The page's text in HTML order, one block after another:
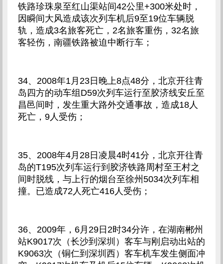
铁路珍珠泉至红山渠站间42公里+300米处时，
因瞬间大风造成该次列车机后9至19位车辆脱
轨，造成3名旅客死亡，2名旅客重伤，32名旅
客轻伤，南疆铁路被迫中断行车；
34、2008年1月23日晚上8点48分，北京开往青
岛四方的动车组D59次列车运行至胶济线安丘至
昌邑间时，发生重大路外交通事故，造成18人
死亡，9人受伤；
35、2008年4月28日凌晨4时41分，北京开往青
岛的T195次列车运行到胶济铁路周村至王村之
间时脱线，与上行的烟台至徐州5034次列车相
撞。已造成72人死亡416人受伤；
36、2009年，6月29日2时34分许，在湖南郴州
站K9017次（长沙到深圳）客车与刚启动出站的
K9063次（铜仁到深圳西）客车机车发生侧面冲